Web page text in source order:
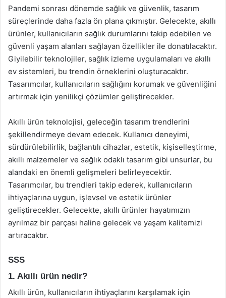
Pandemi sonrası dönemde sağlık ve güvenlik, tasarım
süreçlerinde daha fazla ön plana çıkmıştır. Gelecekte, akıllı
ürünler, kullanıcıların sağlık durumlarını takip edebilen ve
güvenli yaşam alanları sağlayan özellikler ile donatılacaktır.
Giyilebilir teknolojiler, sağlık izleme uygulamaları ve akıllı
ev sistemleri, bu trendin örneklerini oluşturacaktır.
Tasarımcılar, kullanıcıların sağlığını korumak ve güvenliğini
artırmak için yenilikçi çözümler geliştirecekler.
Akıllı ürün teknolojisi, geleceğin tasarım trendlerini
şekillendirmeye devam edecek. Kullanıcı deneyimi,
sürdürülebilirlik, bağlantılı cihazlar, estetik, kişiselleştirme,
akıllı malzemeler ve sağlık odaklı tasarım gibi unsurlar, bu
alandaki en önemli gelişmeleri belirleyecektir.
Tasarımcılar, bu trendleri takip ederek, kullanıcıların
ihtiyaçlarına uygun, işlevsel ve estetik ürünler
geliştirecekler. Gelecekte, akıllı ürünler hayatımızın
ayrılmaz bir parçası haline gelecek ve yaşam kalitemizi
artıracaktır.
SSS
1. Akıllı ürün nedir?
Akıllı ürün, kullanıcıların ihtiyaçlarını karşılamak için